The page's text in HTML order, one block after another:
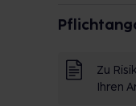
Zu
Ihren